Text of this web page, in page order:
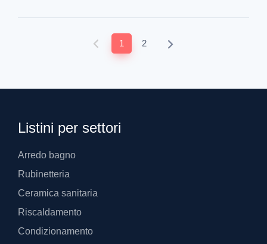
1 2
Listini per settori
Arredo bagno
Rubinetteria
Ceramica sanitaria
Riscaldamento
Condizionamento